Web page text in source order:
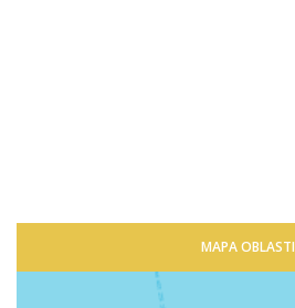
MAPA OBLASTI